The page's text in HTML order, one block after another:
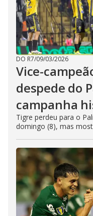
DO R7/09/03/2026
Vice-
despede do
campanha
Tigre perdeu para o
domingo (8), mas